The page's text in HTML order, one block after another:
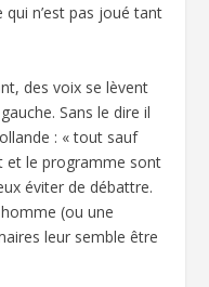
n’est pas joué tant
des voix se lèvent
Sans le dire il
: « tout sauf
et le programme sont
éviter de débattre.
(ou une
leur semble être